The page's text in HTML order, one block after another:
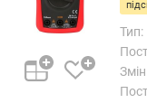
о
п
з
Тип: